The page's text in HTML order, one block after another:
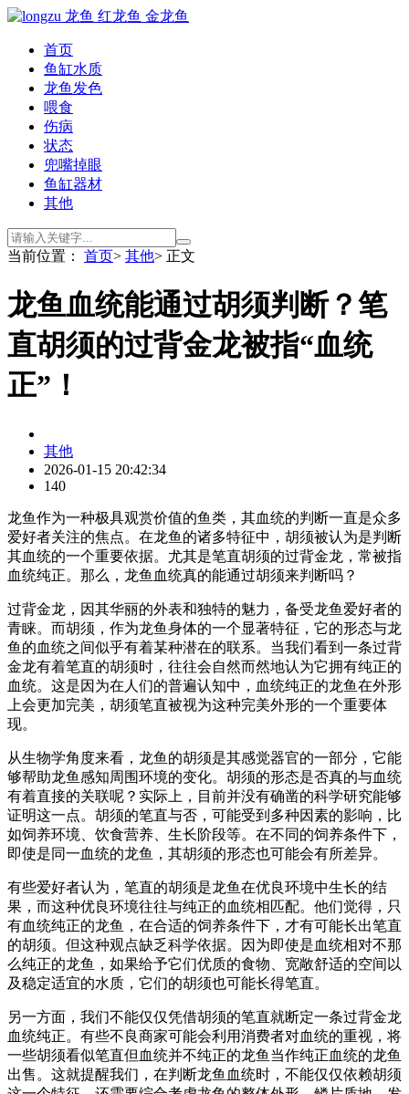
首页
鱼缸水质
龙鱼发色
喂食
伤病
状态
兜嘴掉眼
鱼缸器材
其他
当前位置： 首页> 其他> 正文
龙鱼血统能通过胡须判断？笔
直胡须的过背金龙被指“血统
正”！
其他
2026-01-15 20:42:34
140
龙鱼作为一种极具观赏价值的鱼类，其血统的判断一直是众多
爱好者关注的焦点。在龙鱼的诸多特征中，胡须被认为是判断
其血统的一个重要依据。尤其是笔直胡须的过背金龙，常被指
血统纯正。那么，龙鱼血统真的能通过胡须来判断吗？
过背金龙，因其华丽的外表和独特的魅力，备受龙鱼爱好者的
青睐。而胡须，作为龙鱼身体的一个显著特征，它的形态与龙
鱼的血统之间似乎有着某种潜在的联系。当我们看到一条过背
金龙有着笔直的胡须时，往往会自然而然地认为它拥有纯正的
血统。这是因为在人们的普遍认知中，血统纯正的龙鱼在外形
上会更加完美，胡须笔直被视为这种完美外形的一个重要体
现。
从生物学角度来看，龙鱼的胡须是其感觉器官的一部分，它能
够帮助龙鱼感知周围环境的变化。胡须的形态是否真的与血统
有着直接的关联呢？实际上，目前并没有确凿的科学研究能够
证明这一点。胡须的笔直与否，可能受到多种因素的影响，比
如饲养环境、饮食营养、生长阶段等。在不同的饲养条件下，
即使是同一血统的龙鱼，其胡须的形态也可能会有所差异。
有些爱好者认为，笔直的胡须是龙鱼在优良环境中生长的结
果，而这种优良环境往往与纯正的血统相匹配。他们觉得，只
有血统纯正的龙鱼，在合适的饲养条件下，才有可能长出笔直
的胡须。但这种观点缺乏科学依据。因为即使是血统相对不那
么纯正的龙鱼，如果给予它们优质的食物、宽敞舒适的空间以
及稳定适宜的水质，它们的胡须也可能长得笔直。
另一方面，我们不能仅仅凭借胡须的笔直就断定一条过背金龙
血统纯正。有些不良商家可能会利用消费者对血统的重视，将
一些胡须看似笔直但血统并不纯正的龙鱼当作纯正血统的龙鱼
出售。这就提醒我们，在判断龙鱼血统时，不能仅仅依赖胡须